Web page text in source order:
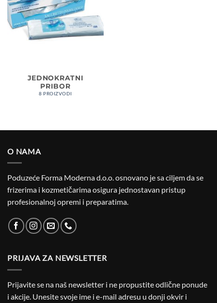
JEDNOKRATNI
PRIBOR
8 PROIZVODI
O NAMA
Poduzeće Forma Moderna d.o.o. osnovano je sa ciljem da se
frizerima i kozmetičarima osigura jednostavan pristup
profesionalnoj opremi i preparatima.
PRIJAVA ZA NEWSLETTER
Prijavite se na naš newsletter i ne propustite odlične ponude
i akcije. Unesite svoje ime i e-mail adresu u donji okvir i